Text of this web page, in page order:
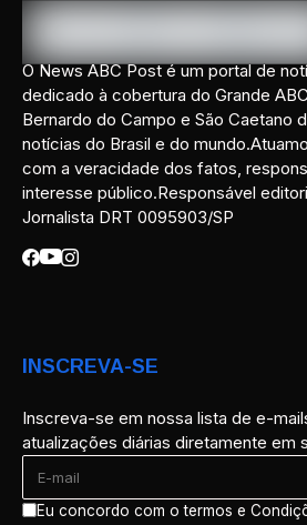
O News ABC Post é um portal de
dedicado à cobertura do Grande
Bernardo do Campo e São Caetano
notícias do Brasil e do
com a veracidade dos fatos,
interesse público.Responsável
Jornalista DRT 0095903/SP
INSCREVA-SE
Inscreva-se em nossa lista de e-
atualizações diárias diretamente em
Eu concordo com o termos e